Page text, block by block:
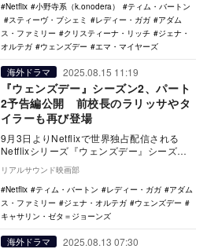
Netflix
小野寺系（k.onodera）
ティム・バートン
スティーヴ・ブシェミ
レディー・ガガ
アダム
ス・ファミリー
クリスティーナ・リッチ
ジェナ・
オルテガ
ウェンズデー エマ・マイヤーズ
海外ドラマ 2025.08.15 11:19
『ウェンズデー』シーズン2、パート
2予告編公開 前校長のラリッサやタ
イラーも再び登場
9月3日よりNetflixで世界独占配信される
Netflixシリーズ『ウェンズデー』シーズン2
のパート2の予告編が公開された。 …
リアルサウンド映画部
Netflix
ティム・バートン レディー・ガガ
アダム
ス・ファミリー
ジェナ・オルテガ
ウェンズデー
キャサリン・ゼタ＝ジョーンズ
海外ドラマ 2025.08.13 07:30